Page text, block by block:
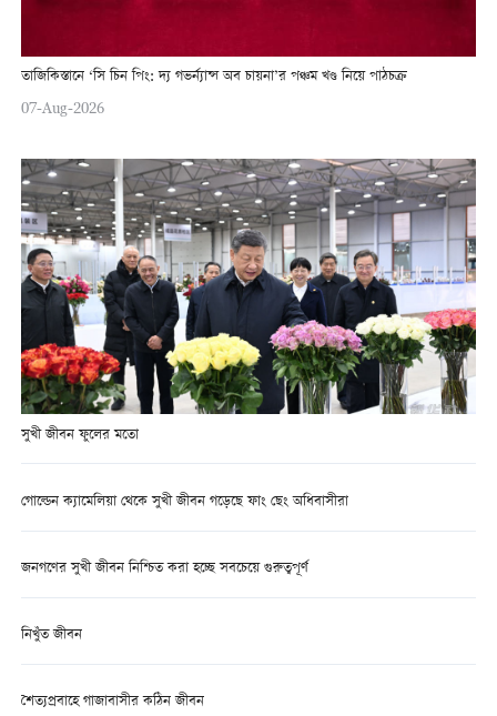
তাজিকিস্তানে ‘সি চিন পিং: দ্য গভর্ন্যান্স অব চায়না’র পঞ্চম খণ্ড নিয়ে পাঠচক্র
07-Aug-2026
সুখী জীবন ফুলের মতো
গোল্ডেন ক্যামেলিয়া থেকে সুখী জীবন গড়েছে ফাং ছেং অধিবাসীরা
জনগণের সুখী জীবন নিশ্চিত করা হচ্ছে সবচেয়ে গুরুত্বপূর্ণ
নিখুঁত জীবন
শৈত্যপ্রবাহে গাজাবাসীর কঠিন জীবন